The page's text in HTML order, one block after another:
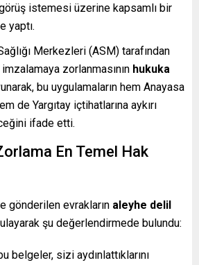
istemesi üzerine kapsamlı bir
yaptı.
Merkezleri (ASM) tarafından
zorlanmasının hukuka
bu uygulamaların hem Anayasa
de Yargıtay içtihatlarına aykırı
ifade etti.
En Temel Hak
gönderilen evrakların aleyhe delil
şu değerlendirmede bulundu:
belgeler, sizi aydınlattıklarını